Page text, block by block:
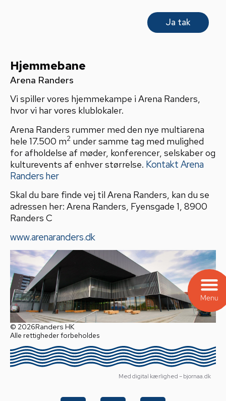
e
n
Ja tak
Hjemmebane
Arena Randers
Vi spiller vores hjemmekampe i Arena Randers,
hvor vi har vores klublokaler.
Arena Randers rummer med den nye multiarena
hele 17.500 m2 under samme tag med mulighed
for afholdelse af møder, konferencer, selskaber og
kulturevents af enhver størrelse. Kontakt Arena
Randers her
Skal du bare finde vej til Arena Randers, kan du se
adressen her: Arena Randers, Fyensgade 1, 8900
Randers C
www.arenaranders.dk
© 2026Randers HK
Alle rettigheder forbeholdes
Med digital kærlighed – bjornaa.dk